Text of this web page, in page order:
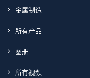
金属制造
所有产品
图册
所有视频